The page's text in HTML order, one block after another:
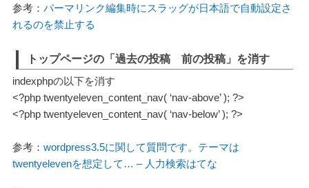
参考： パーマリンク編集時にスラッグが日本語で自動設定さ
れるのを禁止する
トップページの「過去の投稿 前の投稿」を消す
indexphpの以下を消す
<?php twentyeleven_content_nav( ‘nav-above’ ); ?>
<?php twentyeleven_content_nav( ‘nav-below’ ); ?>
参考： wordpress3.5に関して質問です。テーマは
twentyelevenを想定して… – 人力検索はてな